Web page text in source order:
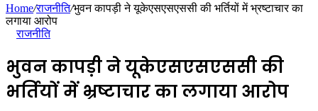
Home/राजनीति/भुवन कापड़ी ने यूकेएसएसएससी की भर्तियों में भ्रष्टाचार का
लगाया आरोप
राजनीति
भुवन कापड़ी ने यूकेएसएसएससी की
भर्तियों में भ्रष्टाचार का लगाया आरोप